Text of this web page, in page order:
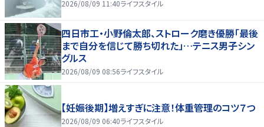
2026/08/09 11:40ライフスタイル
四日市工・小野倫太郎、ストローク磨き優勝「最後
まで自分を信じて勝ち切れた」…テニス男子シン
グルス
2026/08/09 08:56ライフスタイル
【妊娠後期】増えすぎに注意！体重管理のコツ７つ
2026/08/09 06:40ライフスタイル